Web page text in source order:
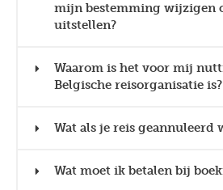
mijn bestemming wijzigen
uitstellen?
Waarom is het voor mij
Belgische reisorganisatie is?
Wat als je reis geannuleerd
Wat moet ik betalen bij